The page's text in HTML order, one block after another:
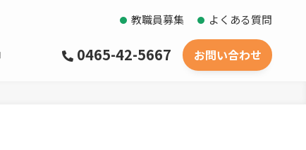
教職員募集 よくある質問
0465-42-5667 お問い合わせ